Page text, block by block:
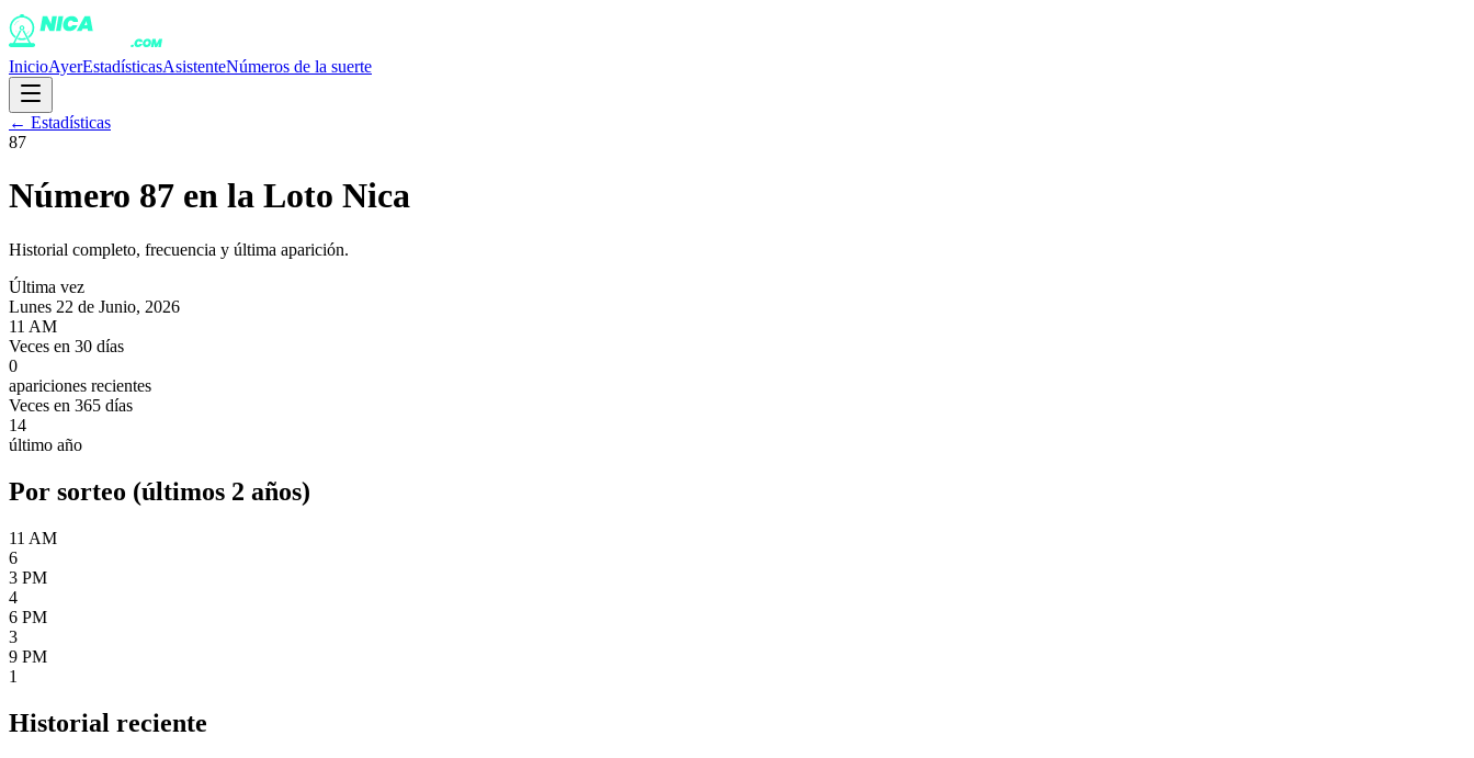
InicioAyerEstadísticasAsistenteNúmeros de la suerte
← Estadísticas
87
Número 87 en la Loto Nica
Historial completo, frecuencia y última aparición.
Última vez
Lunes 22 de Junio, 2026
11 AM
Veces en 30 días
0
apariciones recientes
Veces en 365 días
14
último año
Por sorteo (últimos 2 años)
11 AM
6
3 PM
4
6 PM
3
9 PM
1
Historial reciente